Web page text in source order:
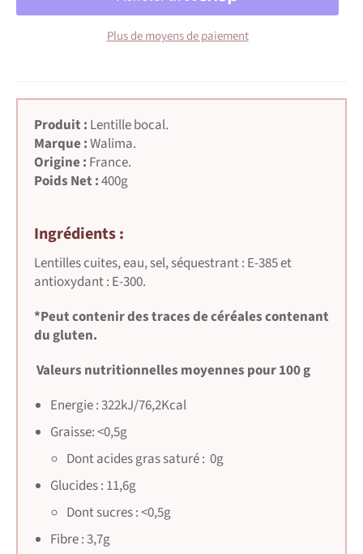
Plus de moyens de paiement
Produit : Lentille bocal.
Marque :Walima.
Origine : France.
Poids Net :400g
Ingrédients :
Lentilles cuites, eau, sel, séquestrant : E-385 et
antioxydant : E-300.
*Peut contenir des traces de céréales contenant
du gluten.
Valeurs nutritionnelles moyennes pour 100 g
Energie : 322kJ/76,2Kcal
Graisse: <0,5g
Dont acides gras saturé : 0g
Glucides : 11,6g
Dont sucres : <0,5g
Fibre : 3,7g